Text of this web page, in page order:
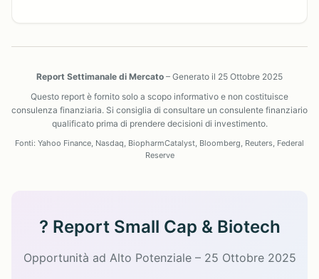
Report Settimanale di Mercato – Generato il 25 Ottobre 2025
Questo report è fornito solo a scopo informativo e non costituisce
consulenza finanziaria. Si consiglia di consultare un consulente finanziario
qualificato prima di prendere decisioni di investimento.
Fonti: Yahoo Finance, Nasdaq, BiopharmCatalyst, Bloomberg, Reuters, Federal
Reserve
? Report Small Cap & Biotech
Opportunità ad Alto Potenziale – 25 Ottobre 2025